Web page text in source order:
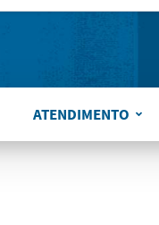
ATENDIMENTO